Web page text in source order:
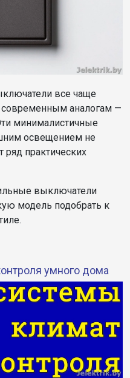
все чаще
современным аналогам —
минималистичные
освещением не
ряд практических
выключатели
модель подобрать к
умного дома